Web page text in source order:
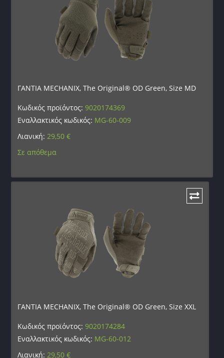
ΓΑΝΤΙΑ MECHANIX, The Original® OD Green, Size MD
Κωδικός προϊόντος:9020174369
Εναλλακτικός κωδικός: MG-60-009
Λιανική:29,50€
Σε απόθεμα
ΓΑΝΤΙΑ MECHANIX, The Original® OD Green, Size XXL
Κωδικός προϊόντος:9020174284
Εναλλακτικός κωδικός: MG-60-012
Λιανική:29,50€